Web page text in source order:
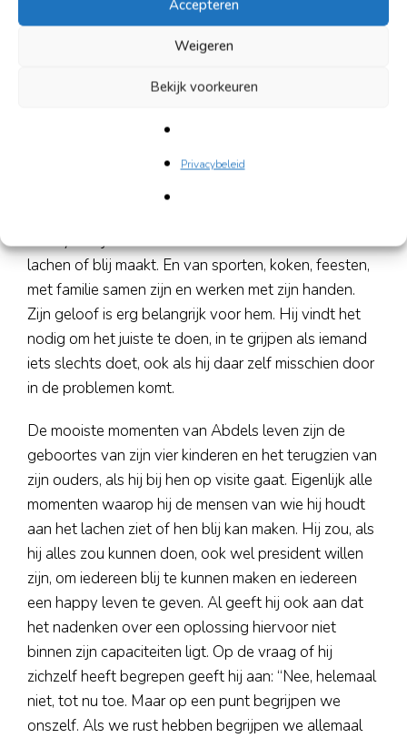
Accepteren
Weigeren
Bekijk voorkeuren
Privacybeleid
logeerde hij bijna een jaar op allerlei plekken,
woonde buiten. Er waren problemen en ruzies. Twee
nieuwe woning voor zichzelf te vinden, maar dat
vinden en alles op orde te krijgen. Tot die tijd woont
hij bij HVO en is hij druk aan het solliciteren naar een
hobby’s. Hij houdt van alles wat mensen aan het
lachen of blij maakt. En van sporten, koken, feesten,
met familie samen zijn en werken met zijn handen.
Zijn geloof is erg belangrijk voor hem. Hij vindt het
nodig om het juiste te doen, in te grijpen als iemand
iets slechts doet, ook als hij daar zelf misschien door
in de problemen komt.
De mooiste momenten van Abdels leven zijn de
geboortes van zijn vier kinderen en het terugzien van
zijn ouders, als hij bij hen op visite gaat. Eigenlijk alle
momenten waarop hij de mensen van wie hij houdt
aan het lachen ziet of hen blij kan maken. Hij zou, als
hij alles zou kunnen doen, ook wel president willen
zijn, om iedereen blij te kunnen maken en iedereen
een happy leven te geven. Al geeft hij ook aan dat
het nadenken over een oplossing hiervoor niet
binnen zijn capaciteiten ligt. Op de vraag of hij
zichzelf heeft begrepen geeft hij aan: “Nee, helemaal
niet, tot nu toe. Maar op een punt begrijpen we
onszelf. Als we rust hebben begrijpen we allemaal